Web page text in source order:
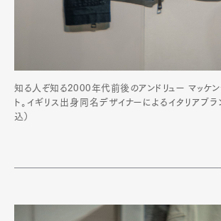
Official Columnist
Pen Meet
知る人ぞ知る2000年代前後のアンドリュー マッケン
ト。イギリス出身同名デザイナーによるイタリアブ
込）